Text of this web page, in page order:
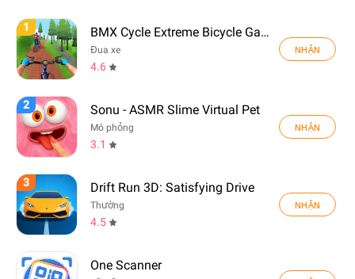
1 BMX Cycle Extreme Bicycle Game
Đua xe
4.6
NHẬN
2 Sonu - ASMR Slime Virtual Pet
Mô phỏng
3.1
NHẬN
3 Drift Run 3D: Satisfying Drive
Thường
4.5
NHẬN
One Scanner